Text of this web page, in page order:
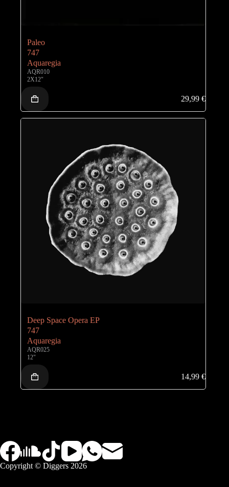
Paleo
747
Aquaregia
AQR010
2X12"
29,99€
Deep Space Opera EP
747
Aquaregia
AQR025
12"
14,99€
Copyright © Diggers 2026